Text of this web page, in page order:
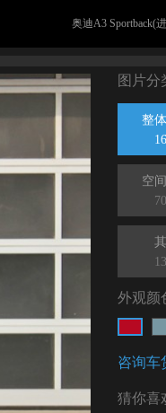
奥迪A3 Sportback(
图片分
整
空
外观颜
咨询车
猜你喜